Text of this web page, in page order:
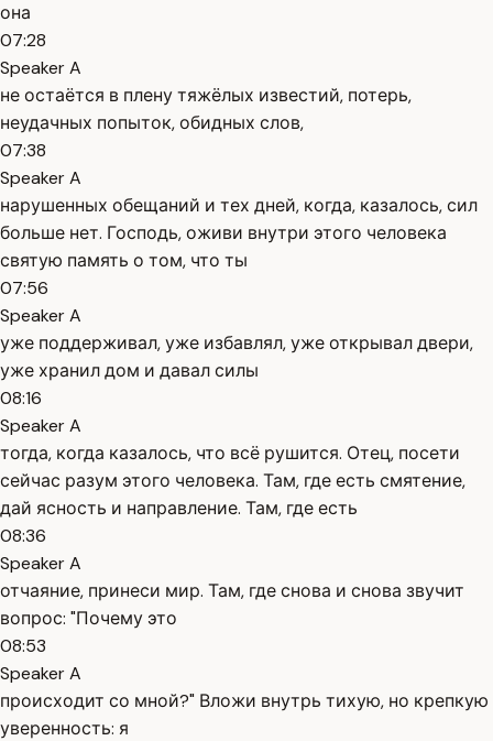
она
07:28
Speaker A
не остаётся в плену тяжёлых известий, потерь,
неудачных попыток, обидных слов,
07:38
Speaker A
нарушенных обещаний и тех дней, когда, казалось, сил
больше нет. Господь, оживи внутри этого человека
святую память о том, что ты
07:56
Speaker A
уже поддерживал, уже избавлял, уже открывал двери,
уже хранил дом и давал силы
08:16
Speaker A
тогда, когда казалось, что всё рушится. Отец, посети
сейчас разум этого человека. Там, где есть смятение,
дай ясность и направление. Там, где есть
08:36
Speaker A
отчаяние, принеси мир. Там, где снова и снова звучит
вопрос: "Почему это
08:53
Speaker A
происходит со мной?" Вложи внутрь тихую, но крепкую
уверенность: я